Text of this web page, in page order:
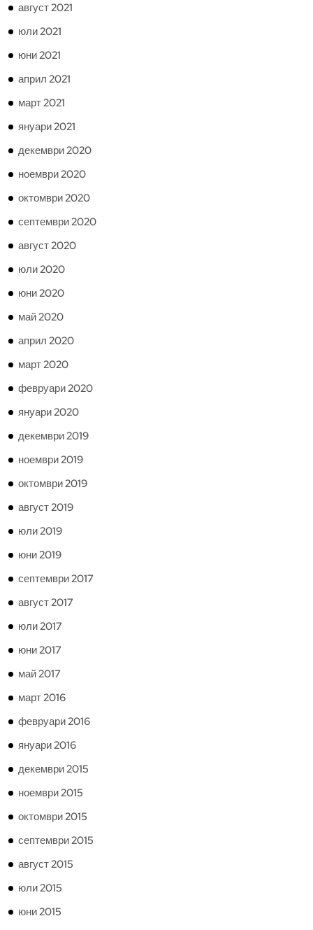
август 2021
юли 2021
юни 2021
април 2021
март 2021
януари 2021
декември 2020
ноември 2020
октомври 2020
септември 2020
август 2020
юли 2020
юни 2020
май 2020
април 2020
март 2020
февруари 2020
януари 2020
декември 2019
ноември 2019
октомври 2019
август 2019
юли 2019
юни 2019
септември 2017
август 2017
юли 2017
юни 2017
май 2017
март 2016
февруари 2016
януари 2016
декември 2015
ноември 2015
октомври 2015
септември 2015
август 2015
юли 2015
юни 2015